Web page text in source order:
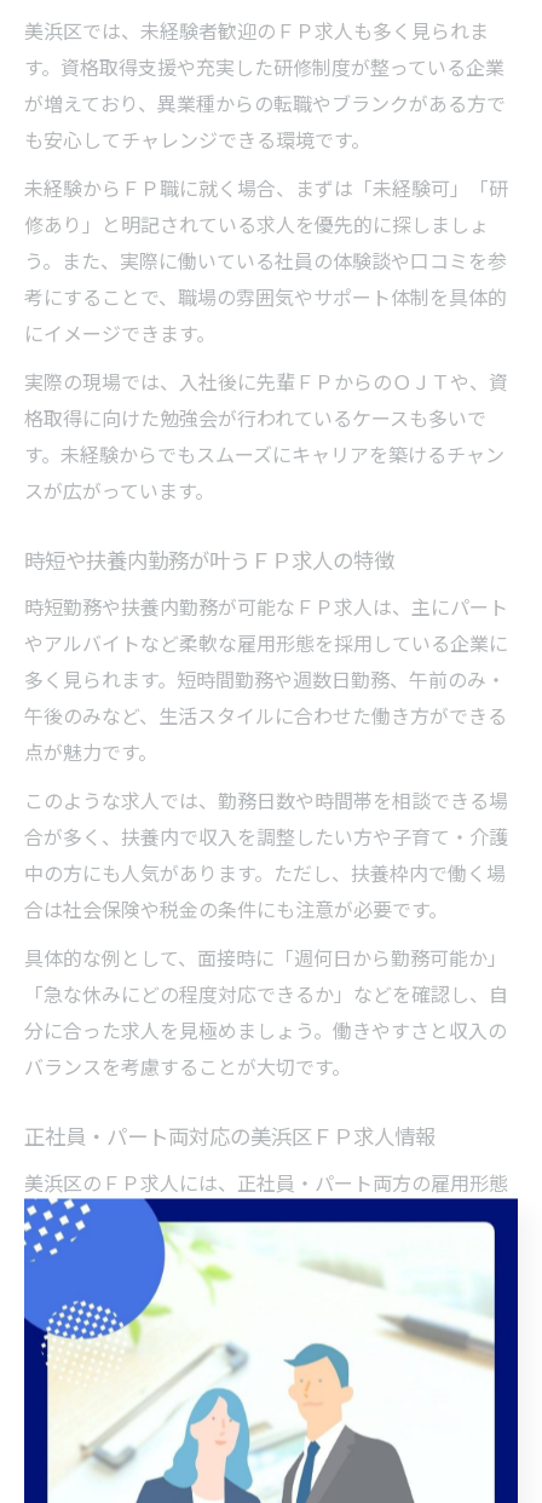
美浜区では、未経験者歓迎のＦＰ求人も多く見られま
す。資格取得支援や充実した研修制度が整っている企業
が増えており、異業種からの転職やブランクがある方で
も安心してチャレンジできる環境です。
未経験からＦＰ職に就く場合、まずは「未経験可」「研
修あり」と明記されている求人を優先的に探しましょ
う。また、実際に働いている社員の体験談や口コミを参
考にすることで、職場の雰囲気やサポート体制を具体的
にイメージできます。
実際の現場では、入社後に先輩ＦＰからのＯＪＴや、資
格取得に向けた勉強会が行われているケースも多いで
す。未経験からでもスムーズにキャリアを築けるチャン
スが広がっています。
時短や扶養内勤務が叶うＦＰ求人の特徴
時短勤務や扶養内勤務が可能なＦＰ求人は、主にパート
やアルバイトなど柔軟な雇用形態を採用している企業に
多く見られます。短時間勤務や週数日勤務、午前のみ・
午後のみなど、生活スタイルに合わせた働き方ができる
点が魅力です。
このような求人では、勤務日数や時間帯を相談できる場
合が多く、扶養内で収入を調整したい方や子育て・介護
中の方にも人気があります。ただし、扶養枠内で働く場
合は社会保険や税金の条件にも注意が必要です。
具体的な例として、面接時に「週何日から勤務可能か」
「急な休みにどの程度対応できるか」などを確認し、自
分に合った求人を見極めましょう。働きやすさと収入の
バランスを考慮することが大切です。
正社員・パート両対応の美浜区ＦＰ求人情報
美浜区のＦＰ求人には、正社員・パート両方の雇用形態
を用意している企業が多く存在します。正社員は安定し
た収入やキャリアアップを目指したい方に、パートは家
庭や他の仕事と両立したい方に適しています。
求人情報を比較する際は、雇用形態ごとの待遇や福利厚
生、昇給・賞与の有無、研修制度などをしっかり確認し
ましょう。正社員登用制度があるパート求人もあり、ま
ずはパートでスタートし、後に正社員を目指すというキ
ャリアパスも選択肢となります。